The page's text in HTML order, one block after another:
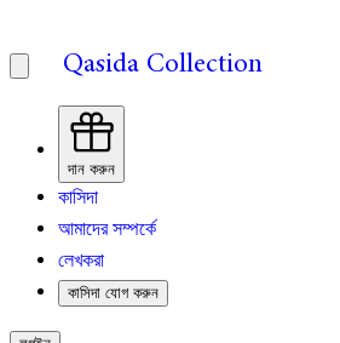
Qasida Collection
দান করুন
কাসিদা
আমাদের সম্পর্কে
লেখকরা
কাসিদা যোগ করুন